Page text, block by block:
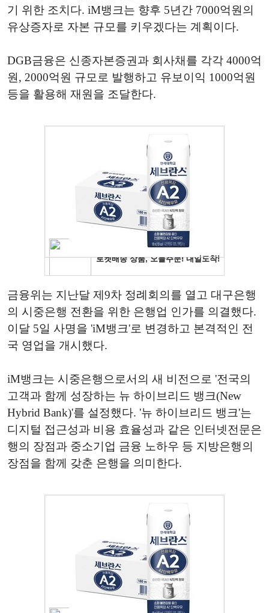
기 위한 조치다. iM뱅크는 향후 5년간 7000억원의
유상증자로 자본 규모를 키우겠다는 계획이다.
DGB금융은 신종자본증권과 회사채를 각각 4000억
원, 2000억원 규모로 발행하고 유보이익 1000억원
등을 활용해 재원을 조달한다.
금융위는 지난달 제9차 정례회의를 열고 대구은행
의 시중은행 전환을 위한 은행업 인가를 의결했다.
이달 5일 사명을 'iM뱅크'로 변경하고 본격적인 전
국 영업을 개시했다.
iM뱅크는 시중은행으로서의 새 비전으로 '전국의
고객과 함께 성장하는 뉴 하이브리드 뱅크(New
Hybrid Bank)'를 설정했다. '뉴 하이브리드 뱅크'는
디지털 접근성과 비용 효율성과 같은 인터넷전문은
행의 장점과 중소기업 금융 노하우 등 지방은행의
장점을 함께 갖춘 은행을 의미한다.